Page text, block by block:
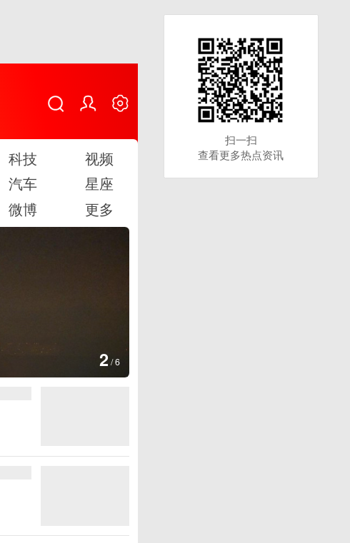
科技
视频
汽车
星座
微博 更多
2 /6
扫一扫
查看更多热点资讯
扫一扫
查看更多热点资讯